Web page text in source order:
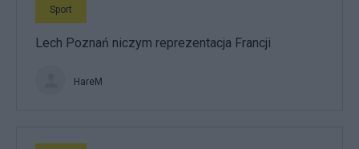
Sport
Lech Poznań niczym reprezentacja Francji
HareM